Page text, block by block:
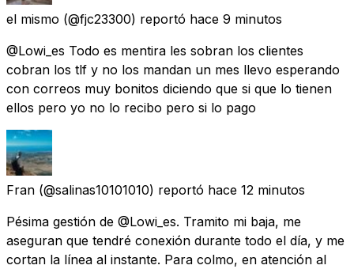
el mismo (@fjc23300) reportó hace 9 minutos
@Lowi_es Todo es mentira les sobran los clientes
cobran los tlf y no los mandan un mes llevo esperando
con correos muy bonitos diciendo que si que lo tienen
ellos pero yo no lo recibo pero si lo pago
Fran (@salinas10101010) reportó hace 12 minutos
Pésima gestión de @Lowi_es. Tramito mi baja, me
aseguran que tendré conexión durante todo el día, y me
cortan la línea al instante. Para colmo, en atención al